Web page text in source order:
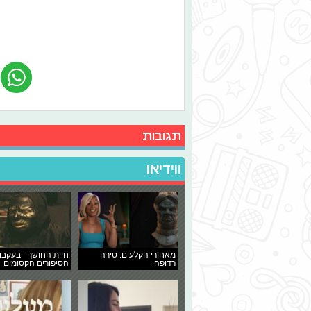
תגובות
ווידיאו
מאחורי הקלעים: טירה
רדופה
חיית החושך -
הסיפורים הקסומים